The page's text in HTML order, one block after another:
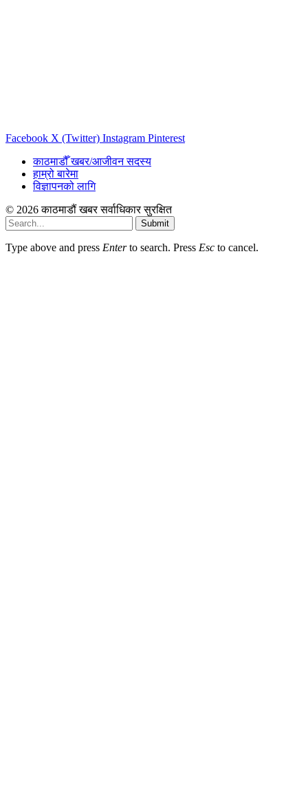
Facebook X (Twitter) Instagram Pinterest
काठमाडौँ खबर/आजीवन सदस्य
हाम्रो बारेमा
विज्ञापनको लागि
© 2026 काठमाडौं खबर सर्वाधिकार सुरक्षित
Submit
Type above and press Enterto search. Press Esc to cancel.